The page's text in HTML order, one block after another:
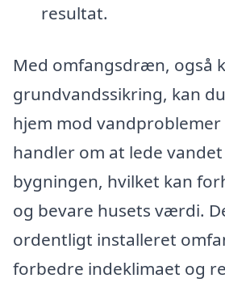
resultat.
Med omfangsdræn, også
grundvandssikring, kan
hjem mod
handler om at lede
bygningen, hvilket kan
og bevare husets værdi.
ordentligt installeret
forbedre indeklimaet og